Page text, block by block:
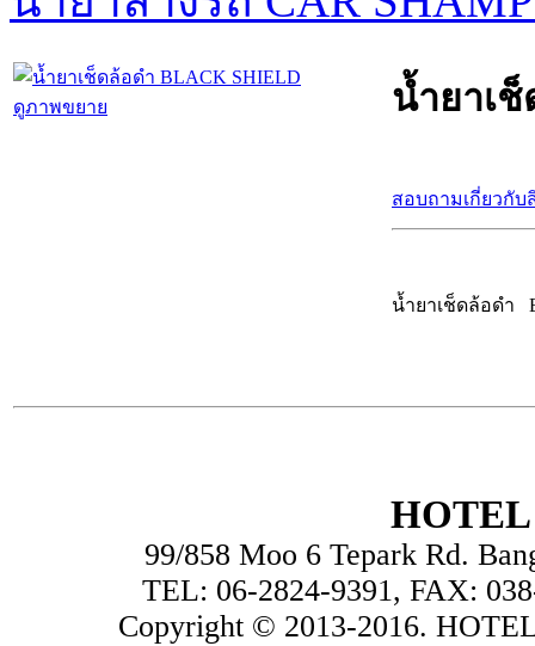
ดูภาพขยาย น้ำยาเ
สอบถามเกี่ยวกับ
น้ำยาเช็ดล้อดำ
HOTEL
99/858 Moo 6 Tepark Rd.
TEL: 06-2824-9391, FAX:
Copyright © 2013-2016.